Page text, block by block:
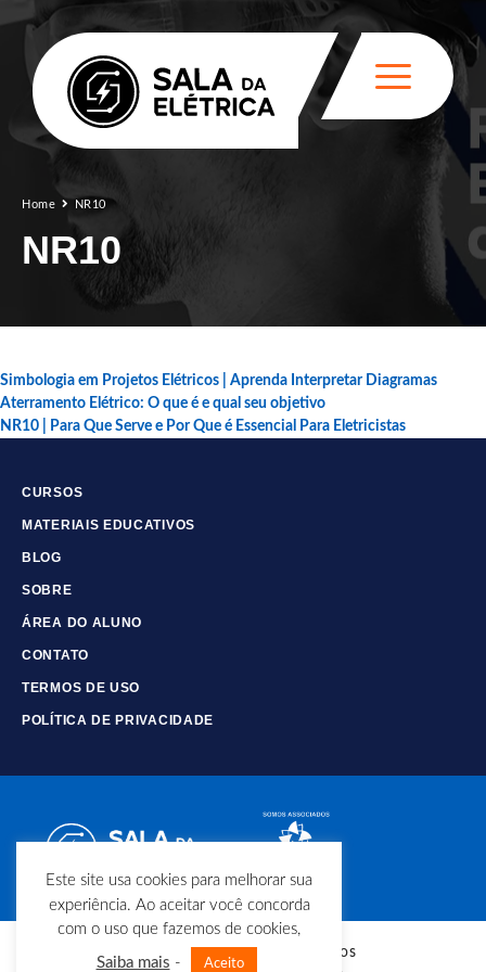
Home NR10
NR10
Simbologia em Projetos Elétricos | Aprenda Interpretar Diagramas
Aterramento Elétrico: O que é e qual seu objetivo
NR10 | Para Que Serve e Por Que é Essencial Para Eletricistas
CURSOS
MATERIAIS EDUCATIVOS
BLOG
SOBRE
ÁREA DO ALUNO
CONTATO
TERMOS DE USO
POLÍTICA DE PRIVACIDADE
© Copyright - Todos os direitos
Este site usa cookies para melhorar sua
experiência. Ao aceitar você concorda
com o uso que fazemos de cookies,
Saiba mais - Aceito